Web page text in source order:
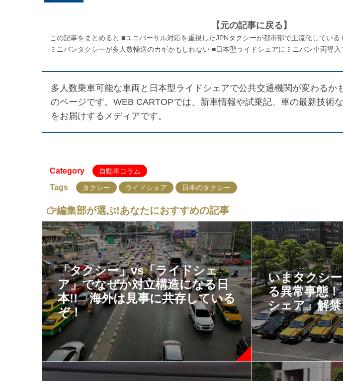
【元の記事に戻る】
この記事をまとめると ■ユニバーサル対応を重視したJPNタクシーが都市部で主流化してい
ミニバンタクシーが多人数輸送のカギかもしれない ■日本型ライドシェアにミニバン車両導入
多人数乗車可能な車両と日本型ライドシェアで公共交通機関が変わるか
のページです。WEB CARTOPでは、新車情報や試乗記、車の最新技術
をお届けするメディアです。
Category 自動車コラム
Tags タクシー ライドシェア 日本のタクシー
編集部が選ぶ!あなたにおすすめの記事
「タクシー」vs「ライドシェ
ア」でなぜか対立構造になる日
本!! 海外は見事に共存している
ぞ！
いまタクシ
る異常事態
シェア」解